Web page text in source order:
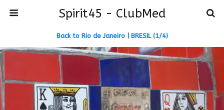
Spirit45 - ClubMed
Back to Rio de Janeiro | BRESIL (1/4)